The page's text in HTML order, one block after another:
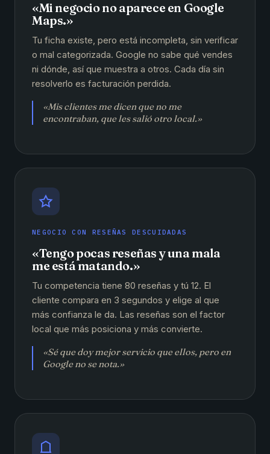
«Mi negocio no aparece en Google
Maps.»
Tu ficha existe, pero está incompleta, sin verificar
o mal categorizada. Google no sabe qué vendes
ni dónde, así que muestra a otros. Cada día sin
resolverlo es facturación perdida.
«Mis clientes me dicen que no me
encontraban, que les salió otro local.»
NEGOCIO CON RESEÑAS DESCUIDADAS
«Tengo pocas reseñas y una mala
me está matando.»
Tu competencia tiene 80 reseñas y tú 12. El
cliente compara en 3 segundos y elige al que
más confianza le da. Las reseñas son el factor
local que más posiciona y más convierte.
«Sé que doy mejor servicio que ellos, pero en
Google no se nota.»